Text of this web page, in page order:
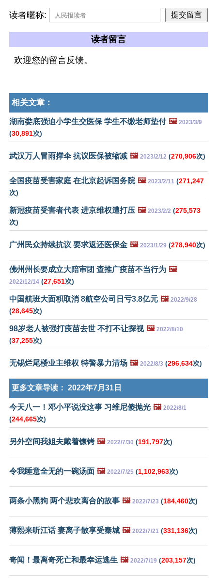
读者暱称:
读者留言
欢迎您的留言反馈。
相关文章：
湖南娄底强迫小学生交医保 学生不缴老师垫付 🖼️ 2023/3/9
(30,891次)
武汉万人冒雨撑伞 抗议医保被缩减 🖼️ 2023/2/12 (270,906次)
全国疫苗受害家庭 在北京起诉国务院 🖼️ 2023/2/11 (271,247
次)
新冠疫苗受害者代表 进京维权遭打压 🖼️ 2023/2/2 (275,573
次)
广州民众持续抗议 要求返还医保金 🖼️ 2023/1/29 (278,940次)
佛州州长要成立大陪审团 查推广疫苗不当行为 🖼️
2022/12/14 (27,651次)
中国航班大面积取消 8航空公司日亏3.8亿元 🖼️ 2022/9/28
(28,645次)
98岁老人被强打疫苗去世 不打不让探视 🖼️ 2022/8/10
(37,255次)
无锡烂尾楼业主维权 特警暴力清场 🖼️ 2022/8/3 (296,634次)
更多文章导读： 2022年7月31日
今天八一！邓小平说没这事 习维尼傻抛光 🖼️ 2022/8/1
(244,665次)
另外空间我姐夫戴着镣铐 🖼️ 2022/7/30 (191,797次)
令我睡意全无的一碗汤面 🖼️ 2022/7/25 (1,102,963次)
两条小黑狗 两个悲欢离合的故事 🖼️ 2022/7/23 (184,460次)
薄熙来听江话 妻离子散享受秦城 🖼️ 2022/7/21 (331,136次)
奇闻！最离奇死亡和最幸运逃生 🖼️ 2022/7/19 (203,157次)